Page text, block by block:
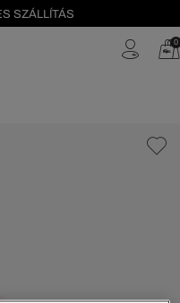
SZÁLLÍTÁS
-40%! 0